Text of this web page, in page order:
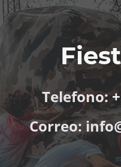
Telefono:
Correo: